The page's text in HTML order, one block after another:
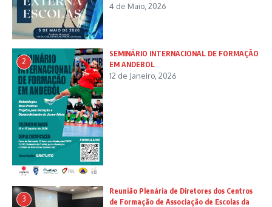
4 de Maio, 2026
2
SEMINÁRIO INTERNACIONAL DE FORMAÇÃO
EM ANDEBOL
12 de Janeiro, 2026
3
Reunião Plenária de Diretores dos Centros
de Formação de Associação de Escolas da